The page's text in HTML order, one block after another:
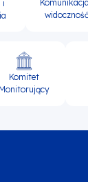
i
widoczność
Komitet
Monitorujący